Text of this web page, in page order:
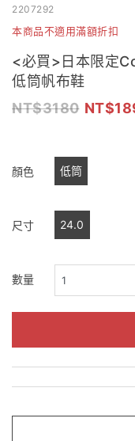
2207292
本商品不適用滿額折扣
<必買>日本限定
低筒帆布鞋
3180
顏色 低筒
尺寸 24.0
數量